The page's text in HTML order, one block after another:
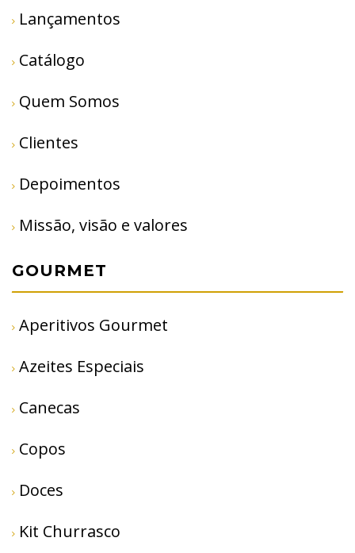
Lançamentos
Catálogo
Quem Somos
Clientes
Depoimentos
Missão, visão e valores
GOURMET
Aperitivos Gourmet
Azeites Especiais
Canecas
Copos
Doces
Kit Churrasco